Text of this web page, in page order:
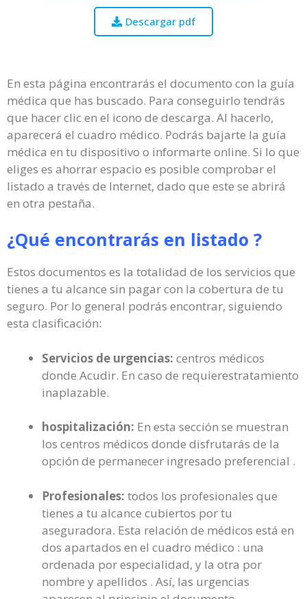
Descargar pdf
En esta página encontrarás el documento con la guía
médica que has buscado. Para conseguirlo tendrás
que hacer clic en el icono de descarga. Al hacerlo,
aparecerá el cuadro médico. Podrás bajarte la guía
médica en tu dispositivo o informarte online. Si lo que
eliges es ahorrar espacio es posible comprobar el
listado a través de Internet, dado que este se abrirá
en otra pestaña.
¿Qué encontrarás en listado ?
Estos documentos es la totalidad de los servicios que
tienes a tu alcance sin pagar con la cobertura de tu
seguro. Por lo general podrás encontrar, siguiendo
esta clasificación:
Servicios de urgencias: centros médicos
donde Acudir. En caso de requierestratamiento
inaplazable.
hospitalización: En esta sección se muestran
los centros médicos donde disfrutarás de la
opción de permanecer ingresado preferencial .
Profesionales: todos los profesionales que
tienes a tu alcance cubiertos por tu
aseguradora. Esta relación de médicos está en
dos apartados en el cuadro médico : una
ordenada por especialidad, y la otra por
nombre y apellidos . Así, las urgencias